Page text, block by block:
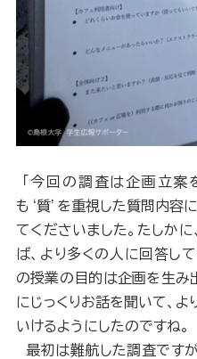
「今回の調査は企画立案
も‘質’を重視した質問内容
てくださいました。たしか
ば、より多くの人に回答し
の授業の目的は企画を生み
にじっくりお話を聞いて、
いけるようにしたのですね。
最初は難航した調査です